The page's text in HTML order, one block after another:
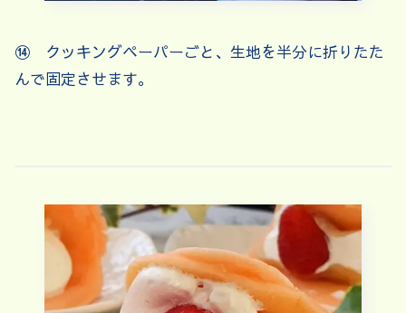
⑭ クッキングペーパーごと、生地を半分に折りたた
んで固定させます。